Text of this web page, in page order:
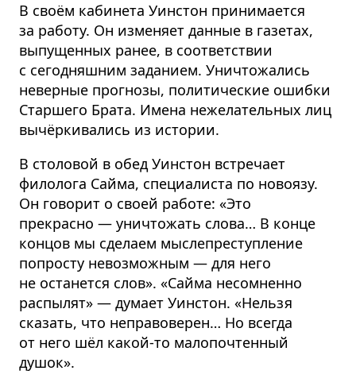
В своём кабинета Уинстон принимается
за работу. Он изменяет данные в газетах,
выпущенных ранее, в соответствии
с сегодняшним заданием. Уничтожались
неверные прогнозы, политические ошибки
Старшего Брата. Имена нежелательных лиц
вычёркивались из истории.
В столовой в обед Уинстон встречает
филолога Сайма, специалиста по новоязу.
Он говорит о своей работе: «Это
прекрасно — уничтожать слова… В конце
концов мы сделаем мыслепре­ступление
попросту невозможным — для него
не останется слов». «Сайма несомненно
распылят» — думает Уинстон. «Нельзя
сказать, что неправоверен… Но всегда
от него шёл какой-то малопочтенный
душок».